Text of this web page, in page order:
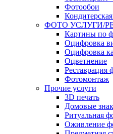
Фотообои
ФОТО УСЛУГИ/
Картины по
Оцифровка
Оцифровка
Оцветнение
Реставрация
Фотомонтаж
Прочие услуги
3D печать
Домовые
Ритуальная
Оживление